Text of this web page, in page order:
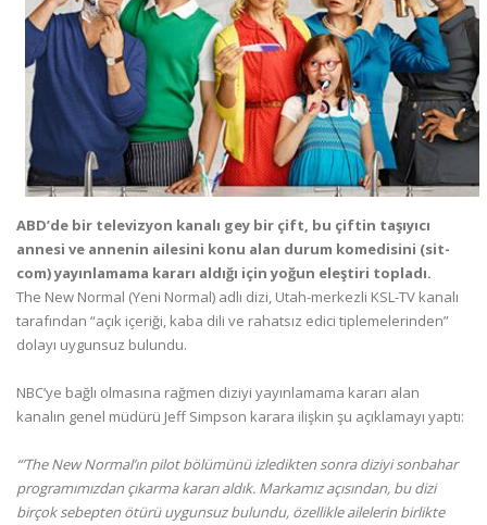
ABD’de bir televizyon kanalı gey bir çift, bu çiftin taşıyıcı
annesi ve annenin ailesini konu alan durum komedisini (sit-
com) yayınlamama kararı aldığı için yoğun eleştiri topladı.
The New Normal (Yeni Normal) adlı dizi, Utah-merkezli KSL-TV kanalı
tarafından “açık içeriği, kaba dili ve rahatsız edici tiplemelerinden”
dolayı uygunsuz bulundu.
NBC’ye bağlı olmasına rağmen diziyi yayınlamama kararı alan
kanalın genel müdürü Jeff Simpson karara ilişkin şu açıklamayı yaptı:
“’The New Normal’ın pilot bölümünü izledikten sonra diziyi sonbahar
programımızdan çıkarma kararı aldık. Markamız açısından, bu dizi
birçok sebepten ötürü uygunsuz bulundu, özellikle ailelerin birlikte